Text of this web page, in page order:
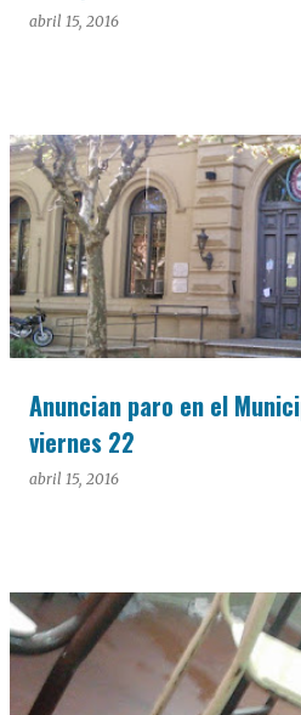
abril 15, 2016
Anuncian paro en el
viernes 22
abril 15, 2016